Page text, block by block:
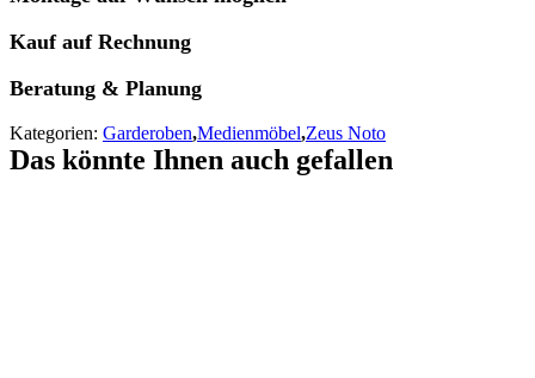
Kauf auf Rechnung
Beratung & Planung
Kategorien: Garderoben,Medienmöbel,Zeus Noto
Das könnte Ihnen auch gefallen